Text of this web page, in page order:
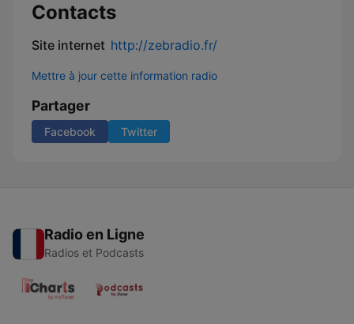
Contacts
Site internet http://zebradio.fr/
Mettre à jour cette information radio
Partager
Facebook Twitter
Radio en Ligne
Radios et Podcasts